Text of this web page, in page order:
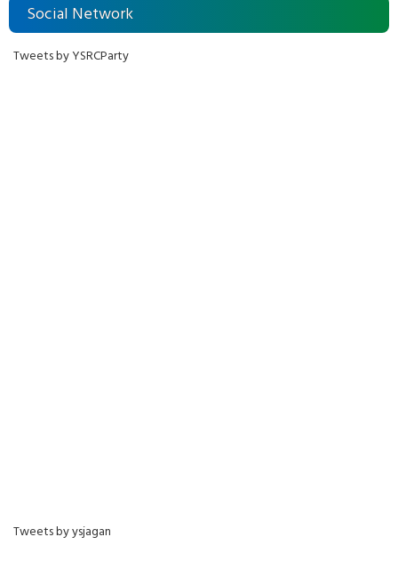
Social Network
Tweets by YSRCParty
Tweets by ysjagan